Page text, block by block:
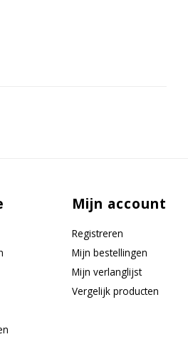
Mijn account
Registreren
Mijn bestellingen
Mijn verlanglijst
Vergelijk producten